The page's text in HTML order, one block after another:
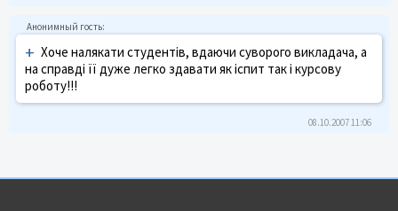
+ Хоче налякати студентів, вдаючи суворого викладача, а
на справді її дуже легко здавати як іспит так і курсову
роботу!!!
08.10.2007 11:06